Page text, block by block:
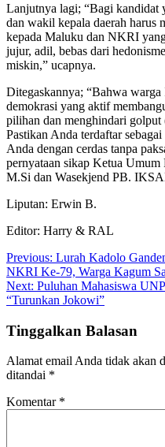
Lanjutnya lagi; “Bagi kandidat
dan wakil kepala daerah harus
kepada Maluku dan NKRI
jujur, adil, bebas dari
miskin,” ucapnya.
Ditegaskannya; “Bahwa
demokrasi yang aktif
pilihan dan menghindari
Pastikan Anda terdaftar
Anda dengan cerdas tanpa
pernyataan sikap Ketua
M.Si dan Wasekjend PB.
Liputan: Erwin B.
Editor: Harry & RAL
Navigasi
pos
Previous: Lurah Kadolo
NKRI Ke-79, Warga Kagum
Next: Puluhan Mahasiswa
“Turunkan Jokowi”
Tinggalkan Balasan
Alamat email Anda tidak akan
ditandai *
Komentar *